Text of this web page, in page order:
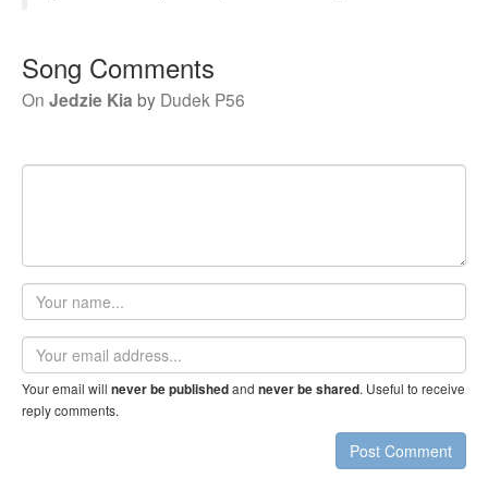
Song Comments
On Jedzie Kia by Dudek P56
Your
name
Email
address
Your email will never be publishedand never be shared. Useful to receive
reply comments.
Post Comment